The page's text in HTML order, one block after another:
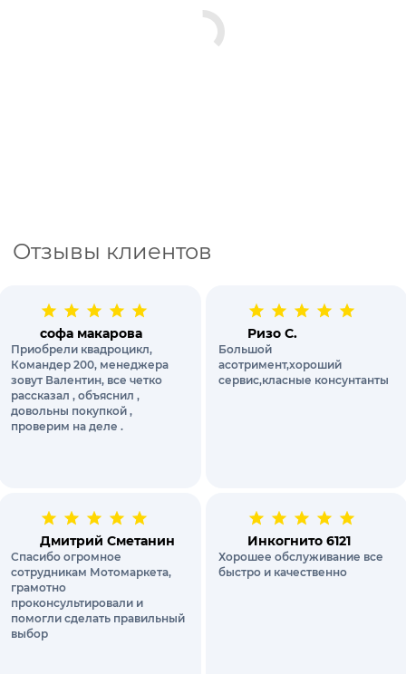
Отзывы клиентов
софа макарова
Приобрели квадроцикл,
Командер 200, менеджера
зовут Валентин, все четко
рассказал , объяснил ,
довольны покупкой ,
проверим на деле .
Ризо С.
Большой
асотримент,хороший
сервис,класные консунтанты
Дмитрий Сметанин
Спасибо огромное
сотрудникам Мотомаркета,
грамотно
проконсультировали и
помогли сделать правильный
выбор
Инкогнито 6121
Хорошее обслуживание все
быстро и качественно